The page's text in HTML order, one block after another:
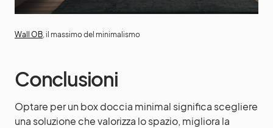
Wall OB , il massimo del minimalismo
Conclusioni
Optare per un box doccia minimal significa scegliere
una soluzione che valorizza lo spazio, migliora la